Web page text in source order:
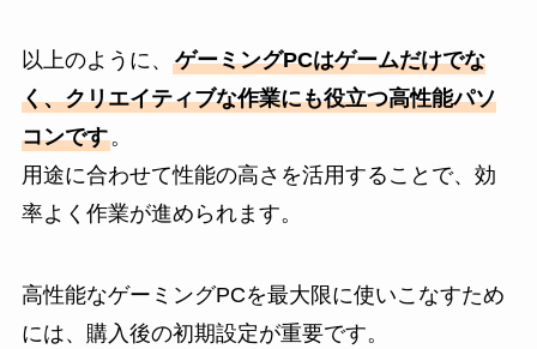
以上のように、 ゲーミングPCはゲームだけでな
く、クリエイティブな作業にも役立つ高性能パソ
コンです。
用途に合わせて性能の高さを活用することで、効
率よく作業が進められます。
高性能なゲーミングPCを最大限に使いこなすため
には、購入後の初期設定が重要です。